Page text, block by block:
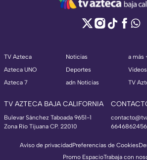
TV Azteca
Azteca UNO
Azteca 7
Noticias
Deportes
adn Noticias
a más
Videos
TV
TV AZTECA BAJA CALIFORNIA
Bulevar Sánchez Taboada 9651-1
Zona Río Tijuana CP. 22010
Aviso de privacidadPreferencias de Cookies
Promo EspacioTrabaja con